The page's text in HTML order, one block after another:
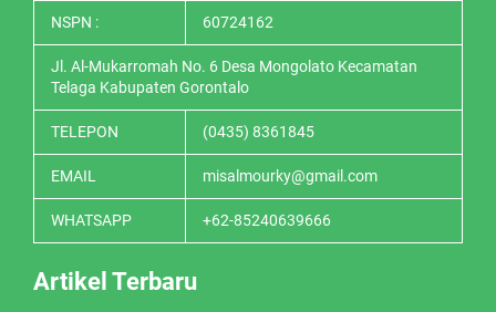
NSPN : 60724162
Jl. Al-Mukarromah No. 6 Desa Mongolato Kecamatan
Telaga Kabupaten Gorontalo
TELEPON (0435) 8361845
EMAIL misalmourky@gmail.com
WHATSAPP +62-85240639666
Artikel Terbaru